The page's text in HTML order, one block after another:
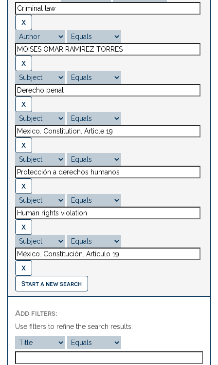
Start a new search
Add filters:
Use filters to refine the search results.